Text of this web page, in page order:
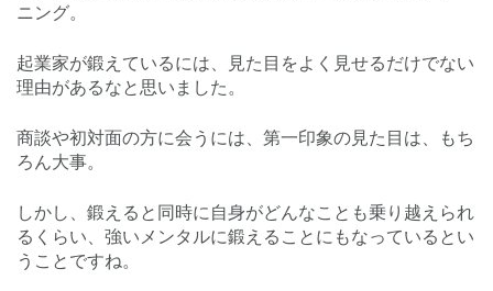
ニング。
起業家が鍛えているには、見た目をよく見せるだけでない
理由があるなと思いました。
商談や初対面の方に会うには、第一印象の見た目は、もち
ろん大事。
しかし、鍛えると同時に自身がどんなことも乗り越えられ
るくらい、強いメンタルに鍛えることにもなっているとい
うことですね。